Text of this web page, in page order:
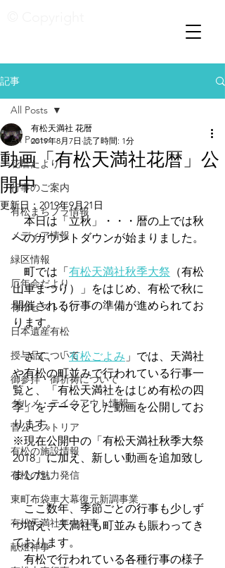
記事
All Posts
花暦たより
行事のご案内
有松まちブラ情報
メディア情報
緑区情報
厄年会だより
有松ヒストリア
日本遺産有松
授与品について
御参拝・御祈祷について
グルメ・テイクアウト情報
菅公ヒストリア
有松の施設情報
有松の魅力発信
東町布袋車大幕復元新調事業
有松天満社年中行事
献燈神事
All Posts
動画「有松天満社花暦」公
開中
有松天満社 花暦
2019年8月7日 読了時間: 1分
更新日： 2019年9月21日
本日は「立秋」・・・暦の上では秋
へのカウントダウンが始まりました。
町では「有松天満社秋季大祭 （有松
山車まつり）」をはじめ、有松で秋に
開催される行事の準備が進められてお
ります。
さて、「有松ごよみ 」では、天満社
や有松の町並みで行われている行事一
覧と、「有松天満社をはじめ有松の四
季」をテーマとした動画を公開してお
ります。
※現在公開中の「有松天満社秋季大祭
2018」に加え、新しい動画を追加致し
ました。
ここ数年、季節ごとの行事も少しず
つ増え、天満社も町並みも賑わってき
ております。
有松で行われている各種行事の様子